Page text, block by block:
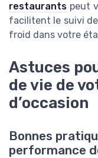
restaurants peut
facilitent le suivi
froid dans votre
Astuces
de vie de
d’occasion
Bonnes
performance